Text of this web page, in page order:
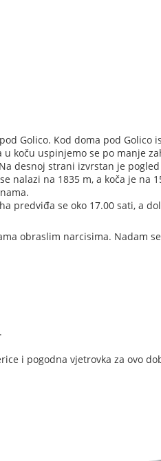
Golico. Kod doma pod Golico
u koču uspinjemo se po manje
desnoj strani izvrstan je
nalazi na 1835 m, a koča je na
predviđa se oko 17.00 sati, a
obraslim narcisima. Nadam
i pogodna vjetrovka za ovo